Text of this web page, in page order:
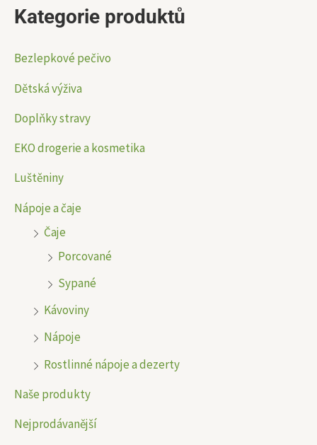
t
Kategorie produktů
Bezlepkové pečivo
Dětská výživa
Doplňky stravy
EKO drogerie a kosmetika
Luštěniny
Nápoje a čaje
Čaje
Porcované
Sypané
Kávoviny
Nápoje
Rostlinné nápoje a dezerty
Naše produkty
Nejprodávanější
á
e